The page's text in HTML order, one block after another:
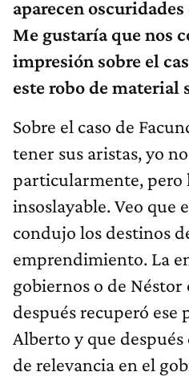
Me gustaría que nos
impresión sobre el
este robo de material
tener sus aristas, yo
particularmente, pero
insoslayable. Veo que
condujo los destinos
emprendimiento. La
gobiernos o de
después recuperó ese
Alberto y que después
de relevancia en el
Milei, en el único